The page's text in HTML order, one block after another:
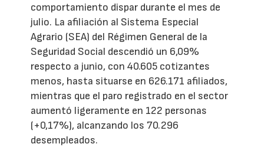
comportamiento dispar durante el mes de
julio. La afiliación al Sistema Especial
Agrario (SEA) del Régimen General de la
Seguridad Social descendió un 6,09%
respecto a junio, con 40.605 cotizantes
menos, hasta situarse en 626.171 afiliados,
mientras que el paro registrado en el sector
aumentó ligeramente en 122 personas
(+0,17%), alcanzando los 70.296
desempleados.